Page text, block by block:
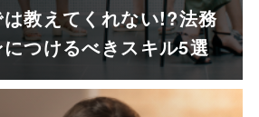
教えてくれない!?法務
つけるべきスキル5選